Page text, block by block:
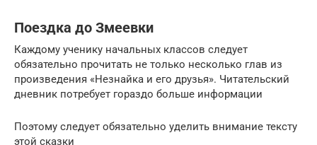
Поездка до Змеевки
Каждому ученику начальных классов следует
обязательно прочитать не только несколько глав из
произведения «Незнайка и его друзья». Читательский
дневник потребует гораздо больше информации
Поэтому следует обязательно уделить внимание тексту
этой сказки